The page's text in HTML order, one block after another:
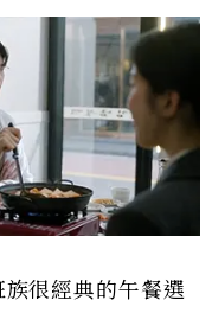
很經典的午餐選